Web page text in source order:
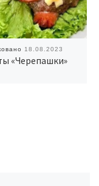
18.08.2023
«Черепашки»